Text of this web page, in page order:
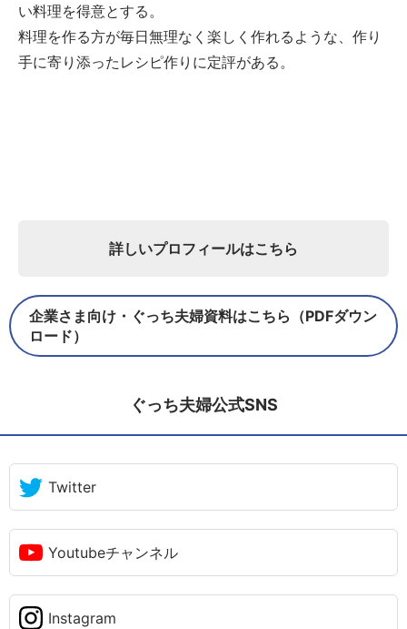
い料理を得意とする。
料理を作る方が毎日無理なく楽しく作れるような、作り
手に寄り添ったレシピ作りに定評がある。
詳しいプロフィールはこちら
企業さま向け・ぐっち夫婦資料はこちら（PDFダウン
ロード）
ぐっち夫婦公式SNS
Twitter
Youtubeチャンネル
Instagram